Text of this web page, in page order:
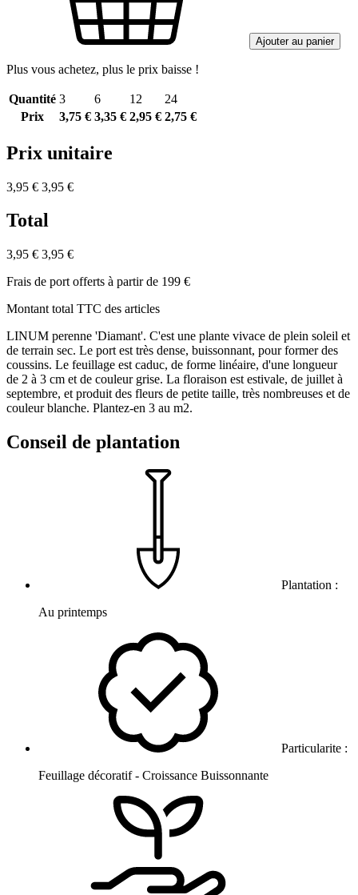
Ajouter au panier
Plus vous achetez, plus le prix baisse !
Quantité 3 6 12
24
Prix
3,75 € 3,35 € 2,95 € 2,75 €
Prix unitaire
3,95 € 3,95 €
Total
3,95 € 3,95 €
Frais de port offerts à partir de 199 €
Montant total TTC des articles
LINUM perenne 'Diamant'. C'est une plante vivace de plein soleil et
de terrain sec. Le port est très dense, buissonnant, pour former des
coussins. Le feuillage est caduc, de forme linéaire, d'une longueur
de 2 à 3 cm et de couleur grise. La floraison est estivale, de juillet à
septembre, et produit des fleurs de petite taille, très nombreuses et de
couleur blanche. Plantez-en 3 au m2.
Conseil de plantation
Plantation :
Au printemps
Particularite :
Feuillage décoratif - Croissance Buissonnante